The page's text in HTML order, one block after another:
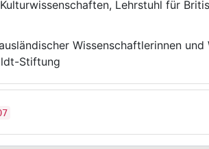
Form in Early Modern
Wissenschaftlerinnen
Stiftung